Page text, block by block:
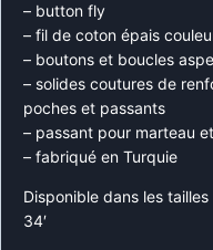
– button fly
– fil de coton épais
– boutons et boucles
– solides coutures de
poches et passants
– passant pour marteau
– fabriqué en Turquie
Disponible dans les
34′